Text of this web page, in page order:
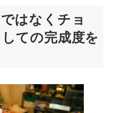
はなくチョ
ての完成度を